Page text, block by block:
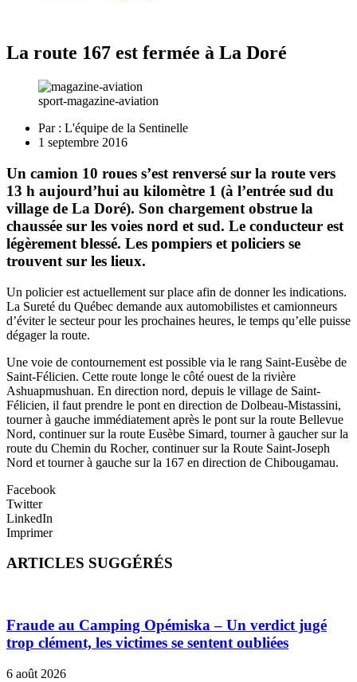
La route 167 est fermée à La Doré
sport-magazine-aviation
Par : L'équipe de la Sentinelle
1 septembre 2016
Un camion 10 roues s’est renversé sur la route vers
13 h aujourd’hui au kilomètre 1 (à l’entrée sud du
village de La Doré). Son chargement obstrue la
chaussée sur les voies nord et sud. Le conducteur est
légèrement blessé. Les pompiers et policiers se
trouvent sur les lieux.
Un policier est actuellement sur place afin de donner les indications.
La Sureté du Québec demande aux automobilistes et camionneurs
d’éviter le secteur pour les prochaines heures, le temps qu’elle puisse
dégager la route.
Une voie de contournement est possible via le rang Saint-Eusèbe de
Saint-Félicien. Cette route longe le côté ouest de la rivière
Ashuapmushuan. En direction nord, depuis le village de Saint-
Félicien, il faut prendre le pont en direction de Dolbeau-Mistassini,
tourner à gauche immédiatement après le pont sur la route Bellevue
Nord, continuer sur la route Eusèbe Simard, tourner à gaucher sur la
route du Chemin du Rocher, continuer sur la Route Saint-Joseph
Nord et tourner à gauche sur la 167 en direction de Chibougamau.
Facebook
Twitter
LinkedIn
Imprimer
ARTICLES SUGGÉRÉS
Fraude au Camping Opémiska – Un verdict jugé
trop clément, les victimes se sentent oubliées
6 août 2026